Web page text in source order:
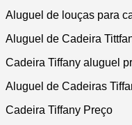
Aluguel de louças para
Aluguel de Cadeira
Cadeira Tiffany aluguel
Aluguel de Cadeiras
Cadeira Tiffany Preço